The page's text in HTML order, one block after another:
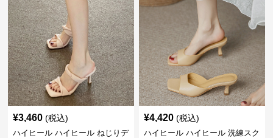
¥3,460 (税込)
ハイヒール ハイヒール ねじりデ
¥4,420 (税込)
ハイヒール ハイヒール 洗練スク